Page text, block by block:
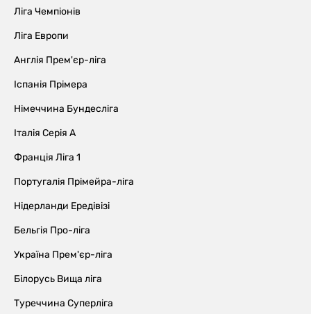
Ліга Чемпіонів
Ліга Европи
Англія Прем'єр-ліга
Іспанія Прімера
Німеччина Бундесліга
Італія Серія А
Франція Ліга 1
Португалія Прімейра-ліга
Нідерланди Ередівізі
Бельгія Про-ліга
Україна Прем'єр-ліга
Білорусь Вища ліга
Туреччина Суперліга